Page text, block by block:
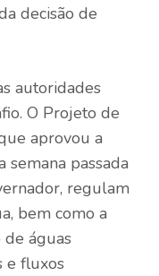
decisão de
autoridades
O Projeto de
aprovou a
passada
regulam
bem como a
águas
e fluxos